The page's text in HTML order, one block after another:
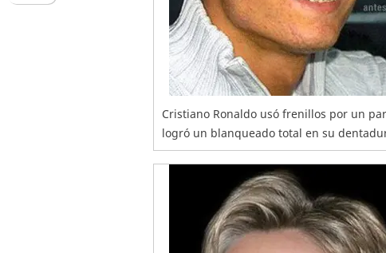
Cristiano Ronaldo usó frenillos por un
logró un blanqueado total en su